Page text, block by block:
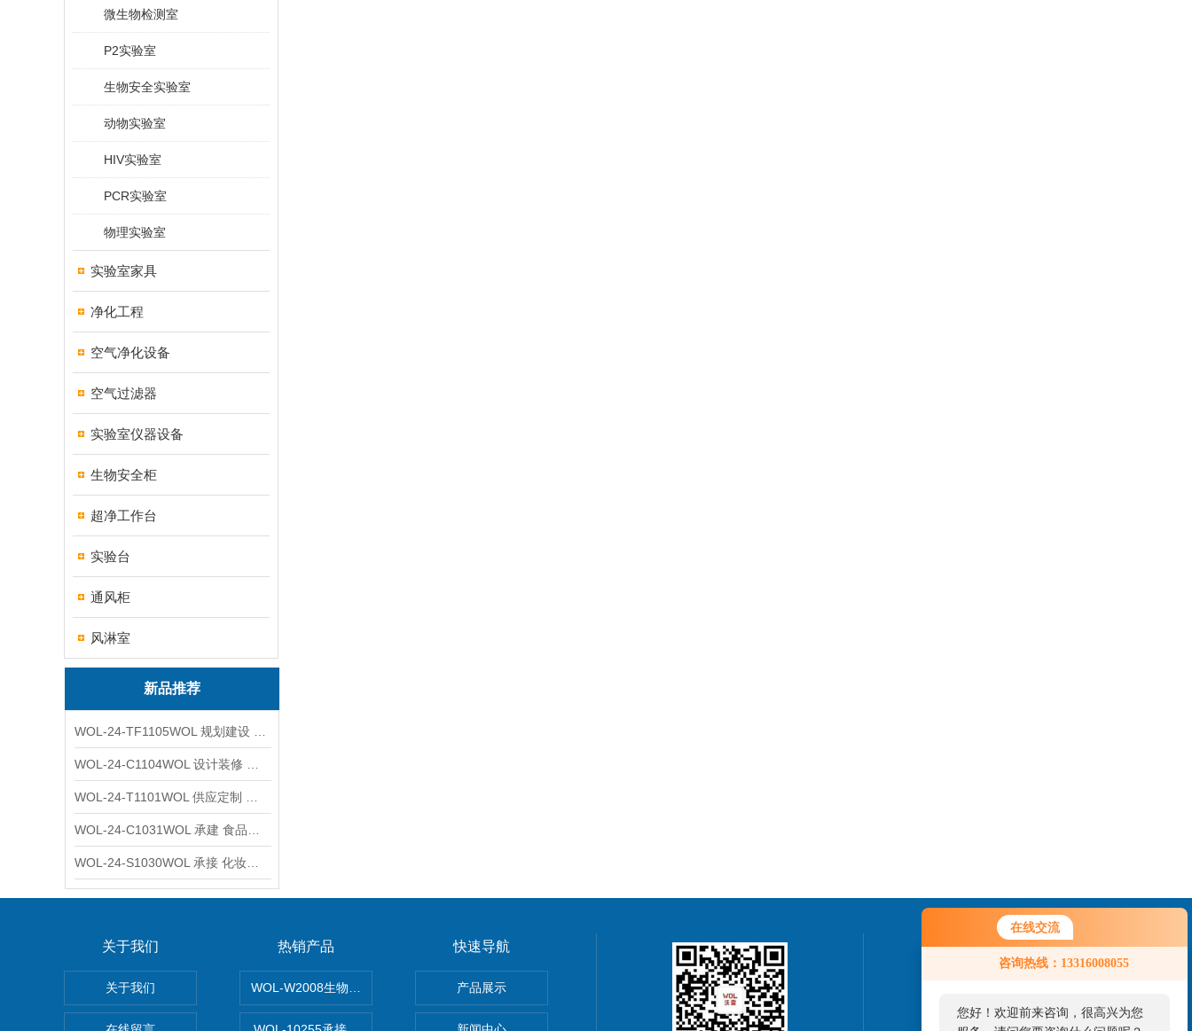
在线交流
咨询热线：13316008055
您好！欢迎前来咨询，很高兴为您
微生物检测室
P2实验室
生物安全实验室
动物实验室
HIV实验室
PCR实验室
物理实验室
实验室家具
净化工程
空气净化设备
空气过滤器
实验室仪器设备
生物安全柜
超净工作台
实验台
通风柜
风淋室
新品推荐
关于我们
关于我们
热销产品
WOL-W2008生物制药GMP车间净化工程装修标准有哪些 无菌室|净化工程
快速导航
产品展示
联系我们